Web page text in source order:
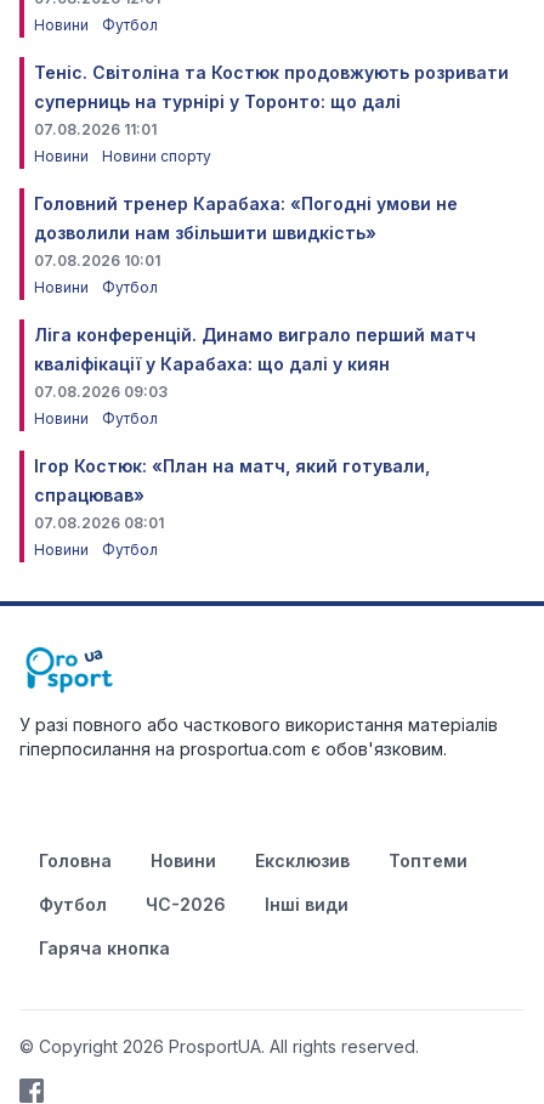
Новини
Футбол
Теніс. Світоліна та Костюк продовжують розривати
суперниць на турнірі у Торонто: що далі
07.08.2026 11:01
Новини
Новини спорту
Головний тренер Карабаха: «Погодні умови не
дозволили нам збільшити швидкість»
07.08.2026 10:01
Новини
Футбол
Ліга конференцій. Динамо виграло перший матч
кваліфікації у Карабаха: що далі у киян
07.08.2026 09:03
Новини
Футбол
Ігор Костюк: «План на матч, який готували,
спрацював»
07.08.2026 08:01
Новини
Футбол
У разі повного або часткового використання матеріалів
гіперпосилання на prosportua.com є обов'язковим.
Головна Новини Ексклюзив Топтеми
Футбол ЧС-2026 Інші види
Гаряча кнопка
© Copyright 2026 ProsportUA. All rights reserved.